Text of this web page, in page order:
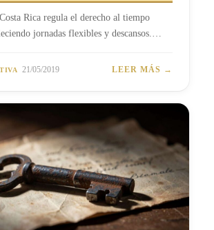
Rica regula el derecho al tiempo
jornadas flexibles y descansos.…
21/05/2019 LEER MÁS →